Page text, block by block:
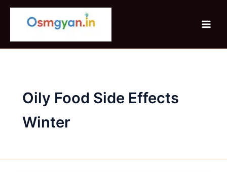
Skip
Oily Food Side Effects
Winter